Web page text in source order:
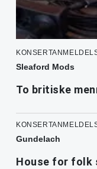
Sleaford Mods
To britiske
Gundelach
House for folk